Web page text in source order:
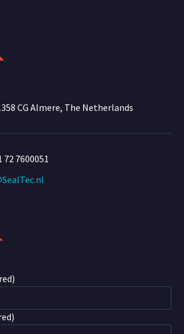
CG Almere, The Netherlands
72 7600051